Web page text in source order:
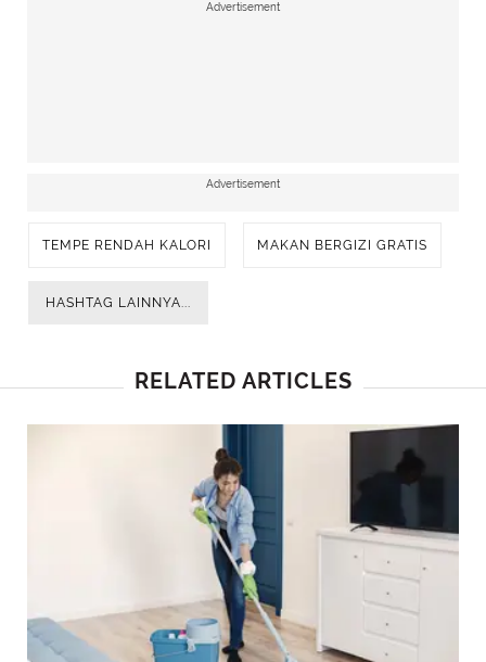
Advertisement
Advertisement
TEMPE RENDAH KALORI MAKAN BERGIZI GRATIS
HASHTAG LAINNYA...
RELATED ARTICLES